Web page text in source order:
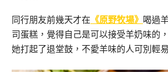
同行朋友前幾天才在 《原野牧場》 喝過
司蛋糕，覺得自己是可以接受羊奶味的
她打起了退堂鼓，不愛羊味的人可別輕